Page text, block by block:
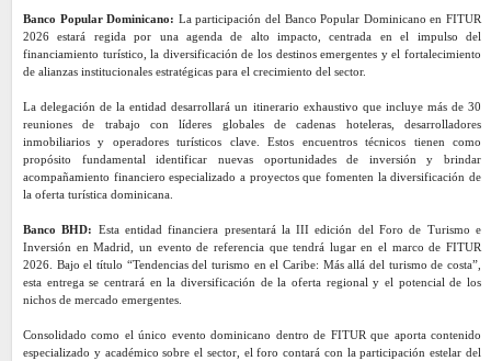
Banco Popular Dominicano: La participación del Banco Popular Dominicano en FITUR
2026 estará regida por una agenda de alto impacto, centrada en el impulso del
financiamiento turístico, la diversificación de los destinos emergentes y el fortalecimiento
de alianzas institucionales estratégicas para el crecimiento del sector.
La delegación de la entidad desarrollará un itinerario exhaustivo que incluye más de 30
reuniones de trabajo con líderes globales de cadenas hoteleras, desarrolladores
inmobiliarios y operadores turísticos clave. Estos encuentros técnicos tienen como
propósito fundamental identificar nuevas oportunidades de inversión y brindar
acompañamiento financiero especializado a proyectos que fomenten la diversificación de
la oferta turística dominicana.
Banco BHD: Esta entidad financiera presentará la III edición del Foro de Turismo e
Inversión en Madrid, un evento de referencia que tendrá lugar en el marco de FITUR
2026. Bajo el título “Tendencias del turismo en el Caribe: Más allá del turismo de costa”,
esta entrega se centrará en la diversificación de la oferta regional y el potencial de los
nichos de mercado emergentes.
Consolidado como el único evento dominicano dentro de FITUR que aporta contenido
especializado y académico sobre el sector, el foro contará con la participación estelar del